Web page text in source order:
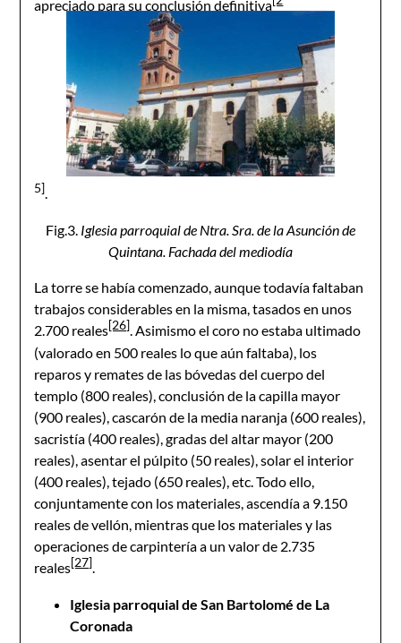
apreciado para su conclusión definitiva
5].
Fig.3. Iglesia parroquial de Ntra. Sra. de la Asunción de
Quintana. Fachada del mediodía
La torre se había comenzado, aunque todavía faltaban
trabajos considerables en la misma, tasados en unos
2.700 reales[26]. Asimismo el coro no estaba ultimado
(valorado en 500 reales lo que aún faltaba), los
reparos y remates de las bóvedas del cuerpo del
templo (800 reales), conclusión de la capilla mayor
(900 reales), cascarón de la media naranja (600 reales),
sacristía (400 reales), gradas del altar mayor (200
reales), asentar el púlpito (50 reales), solar el interior
(400 reales), tejado (650 reales), etc. Todo ello,
conjuntamente con los materiales, ascendía a 9.150
reales de vellón, mientras que los materiales y las
operaciones de carpintería a un valor de 2.735
reales[27].
Iglesia parroquial de San Bartolomé de La
Coronada